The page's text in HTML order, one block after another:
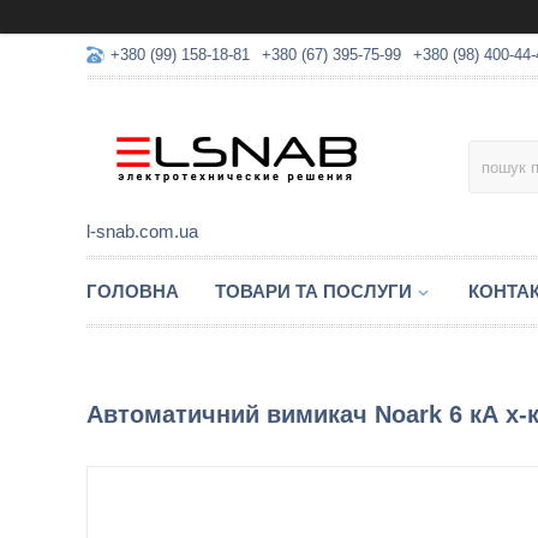
+380 (99) 158-18-81 +380 (67) 395-75-99 +380 (98) 400-
l-snab.com.ua
ГОЛОВНА ТОВАРИ ТА ПОСЛУГИ
Автоматичний вимикач Noark 6 кА х-